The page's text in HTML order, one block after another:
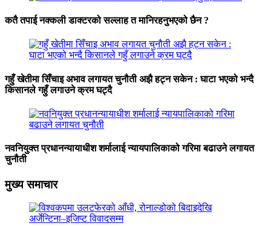
कतै तपाई नक्कली डाक्टरको सल्लाह त मानिरहनुभएको छैन ?
गहुँ खेतीमा सिँचाइ अभाव लगायत चुनौती अझै हट्न सकेन : घाटा भएको भन्दै
किसानले गहुँ लगाउने क्रम घट्दै
नवनियुक्त प्रधानन्यायाधीश शर्मालाई न्यायपालिकाको गरिमा बढाउने लगायत
चुनौती
मुख्य समाचार